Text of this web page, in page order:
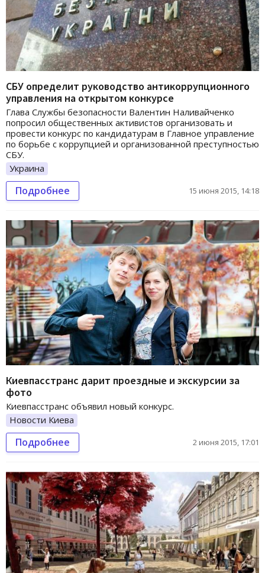
СБУ определит руководство антикоррупционного
управления на открытом конкурсе
Глава Службы безопасности Валентин Наливайченко
попросил общественных активистов организовать и
провести конкурс по кандидатурам в Главное управление
по борьбе с коррупцией и организованной преступностью
СБУ.
Украина
Подробнее 15 июня 2015, 14:18
Киевпасстранс дарит проездные и экскурсии за
фото
Киевпасстранс объявил новый конкурс.
Новости Киева
Подробнее 2 июня 2015, 17:01